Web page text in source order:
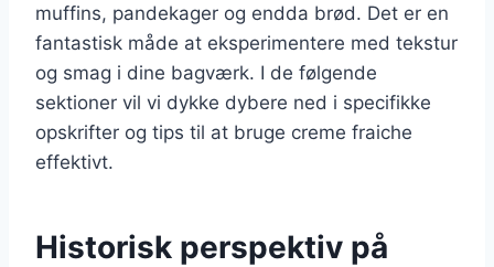
muffins, pandekager og endda brød. Det er en
fantastisk måde at eksperimentere med tekstur
og smag i dine bagværk. I de følgende
sektioner vil vi dykke dybere ned i specifikke
opskrifter og tips til at bruge creme fraiche
effektivt.
Historisk perspektiv på